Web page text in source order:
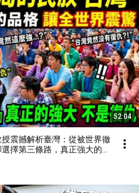
52:04
授震撼解析臺灣：從被世界徹
擇第三條路，真正強大的答